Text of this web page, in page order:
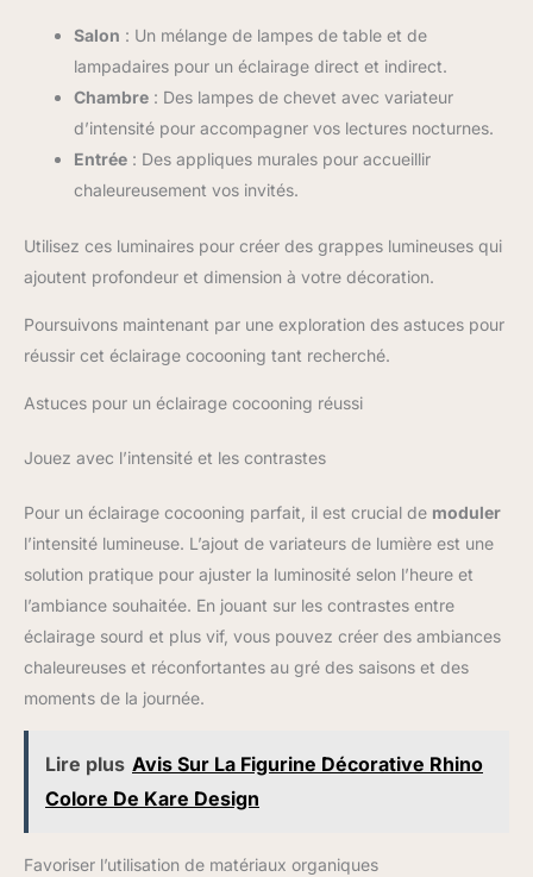
Salon : Un mélange de lampes de table et de
lampadaires pour un éclairage direct et indirect.
Chambre : Des lampes de chevet avec variateur
d’intensité pour accompagner vos lectures nocturnes.
Entrée : Des appliques murales pour accueillir
chaleureusement vos invités.
Utilisez ces luminaires pour créer des grappes lumineuses qui
ajoutent profondeur et dimension à votre décoration.
Poursuivons maintenant par une exploration des astuces pour
réussir cet éclairage cocooning tant recherché.
Astuces pour un éclairage cocooning réussi
Jouez avec l’intensité et les contrastes
Pour un éclairage cocooning parfait, il est crucial de moduler
l’intensité lumineuse. L’ajout de variateurs de lumière est une
solution pratique pour ajuster la luminosité selon l’heure et
l’ambiance souhaitée. En jouant sur les contrastes entre
éclairage sourd et plus vif, vous pouvez créer des ambiances
chaleureuses et réconfortantes au gré des saisons et des
moments de la journée.
Lire plus Avis Sur La Figurine Décorative Rhino
Colore De Kare Design
Favoriser l’utilisation de matériaux organiques